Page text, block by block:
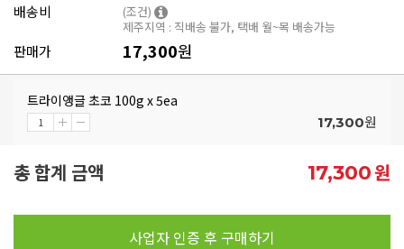
배송비
(조건)
제주지역 : 직배송 불가, 택배 월~목 배송가능
판매가 17,300원
트라이앵글 초코 100g x 5ea
17,300원
총 합계 금액 17,300원
사업자 인증 후 구매하기